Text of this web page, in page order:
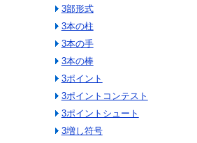
3部形式
3本の柱
3本の手
3本の棒
3ポイント
3ポイントコンテスト
3ポイントシュート
3増し符号